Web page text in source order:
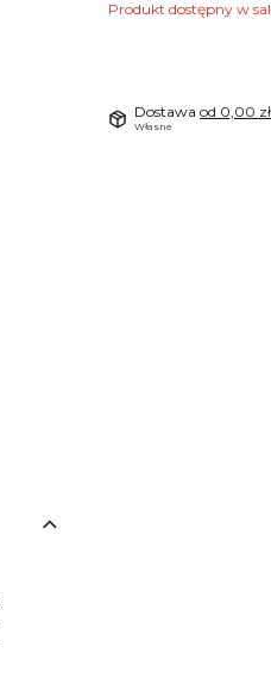
Produkt dostępny w
Dostawa od 0,00 zł
Własne